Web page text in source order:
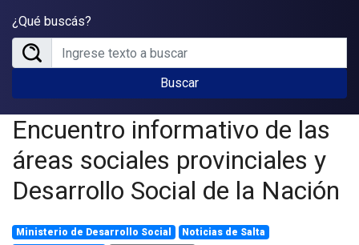
¿Qué buscás?
Buscar
Encuentro informativo de las
áreas sociales provinciales y
Desarrollo Social de la Nación
Ministerio de Desarrollo Social
Noticias de Salta